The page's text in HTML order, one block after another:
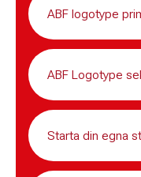
ABF logotype
ABF Logotype
Starta din egna